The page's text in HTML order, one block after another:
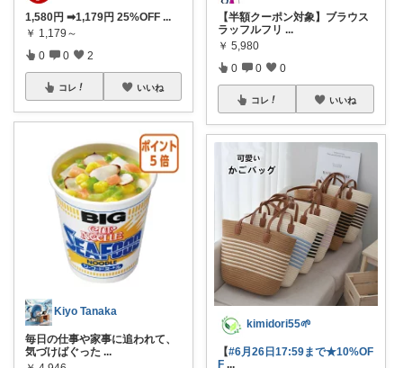
1,580円 ➡1,179円 25%OFF ...
￥ 1,179～
0 0 2
コレ いいね
Kiyo Tanaka
毎日の仕事や家事に追われて、
気づけばぐった ...
【半額クーポン対象】ブラウス
ラッフルフリ ...
￥ 5,980
0 0 0
コレ いいね
kimidori55🌱
【#6月26日17:59まで★10%OF
F ...